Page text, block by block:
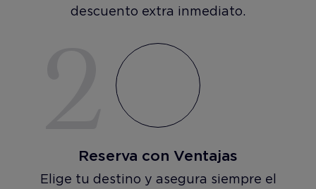
descuento extra inmediato.
Reserva con Ventajas
Elige tu destino y asegura siempre el